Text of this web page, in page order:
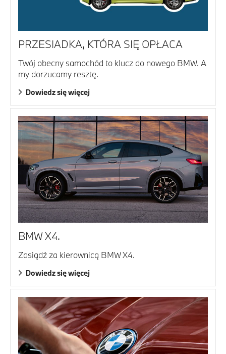
PRZESIADKA, KTÓRA SIĘ OPŁACA
Twój obecny samochód to klucz do nowego BMW. A
my dorzucamy resztę.
Dowiedz się więcej
BMW X4.
Zasiądź za kierownicą BMW X4.
Dowiedz się więcej